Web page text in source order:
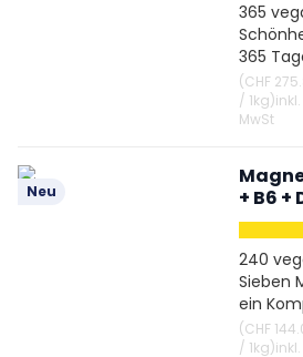
365
365
(CHF
/ 1kg)inkl.
MwSt
Neu
+ B6 +
240
Sieben
ein
(CHF
/ 1kg)inkl.